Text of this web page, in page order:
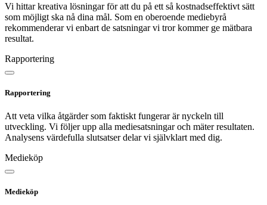
Vi hittar kreativa lösningar för att du på ett så kostnadseffektivt sätt
som möjligt ska nå dina mål. Som en oberoende mediebyrå
rekommenderar vi enbart de satsningar vi tror kommer ge mätbara
resultat.
Rapportering
Rapportering
Att veta vilka åtgärder som faktiskt fungerar är nyckeln till
utveckling. Vi följer upp alla mediesatsningar och mäter resultaten.
Analysens värdefulla slutsatser delar vi självklart med dig.
Medieköp
Medieköp